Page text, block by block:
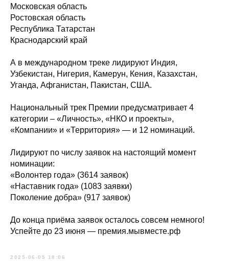
Московская область
Ростовская область
Республика Татарстан
Краснодарский край
А в международном треке лидируют Индия,
Узбекистан, Нигерия, Камерун, Кения, Казахстан,
Уганда, Афганистан, Пакистан, США.
Национальный трек Премии предусматривает 4
категории – «Личность», «НКО и проекты»,
«Компании» и «Территория» — и 12 номинаций.
Лидируют по числу заявок на настоящий момент
номинации:
«Волонтер года» (3614 заявок)
«Наставник года» (1083 заявки)
Поколение добра» (917 заявок)
До конца приёма заявок осталось совсем немного!
Успейте до 23 июня — премия.мывместе.рф
2025-06-05 18:06